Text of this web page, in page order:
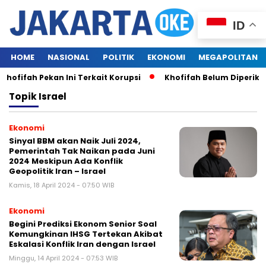
HOME NASIONAL POLITIK EKONOMI MEGAPOLITAN
Pekan Ini Terkait Korupsi Khofifah Belum
TopikIsrael
Ekonomi
Sinyal BBM akan Naik Juli 2024,
Pemerintah Tak Naikan pada Juni
2024 Meskipun Ada Konflik
Geopolitik Iran – Israel
Kamis, 18 April 2024 - 07:50 WIB
Ekonomi
Begini Prediksi Ekonom Senior Soal
Kemungkinan IHSG Tertekan Akibat
Eskalasi Konflik Iran dengan Israel
Minggu, 14 April 2024 - 07:53 WIB
ID